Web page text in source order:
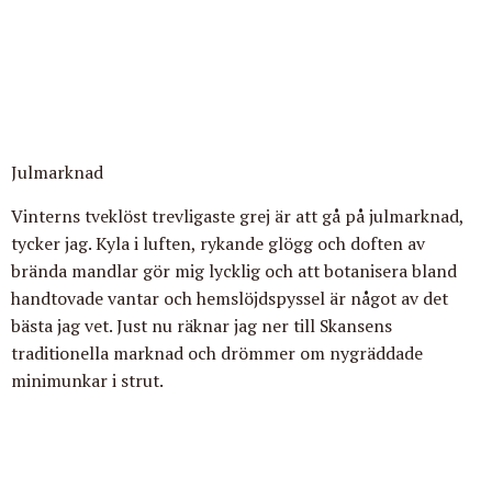
Julmarknad
Vinterns tveklöst trevligaste grej är att gå på julmarknad,
tycker jag. Kyla i luften, rykande glögg och doften av
brända mandlar gör mig lycklig och att botanisera bland
handtovade vantar och hemslöjdspyssel är något av det
bästa jag vet. Just nu räknar jag ner till Skansens
traditionella marknad och drömmer om nygräddade
minimunkar i strut.